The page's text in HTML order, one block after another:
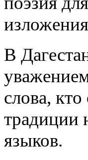
В
слова,
традиции
языков.